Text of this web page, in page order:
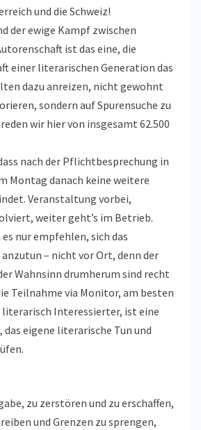
und die Schweiz!
der ewige Kampf zwischen
ist das eine, die
einer literarischen Generation das
dazu anreizen, nicht gewohnt
sondern auf Spurensuche zu
wir hier von insgesamt 62.500
nach der Pflichtbesprechung in
Montag danach keine weitere
Veranstaltung vorbei,
weiter geht’s im Betrieb.
nur empfehlen, sich das
– nicht vor Ort, denn der
Wahnsinn drumherum sind recht
Teilnahme via Monitor, am besten
literarisch Interessierter, ist eine
eigene literarische Tun und
zu zerstören und zu erschaffen,
und Grenzen zu sprengen,